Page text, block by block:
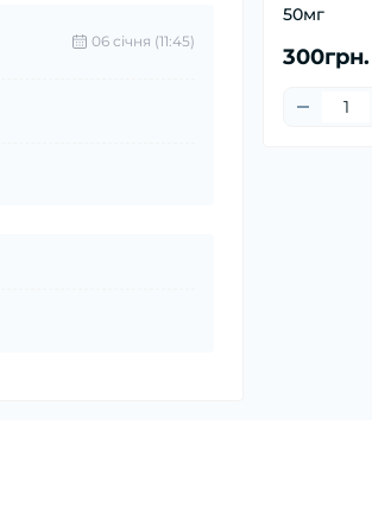
50мг
300грн.
06 cічня (11:45)